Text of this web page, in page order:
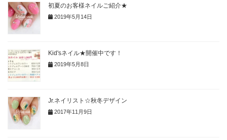
初夏のお客様ネイルご紹介★
2019年5月14日
Kid'sネイル★開催中です！
2019年5月8日
Jr.ネイリスト☆秋冬デザイン
2017年11月9日